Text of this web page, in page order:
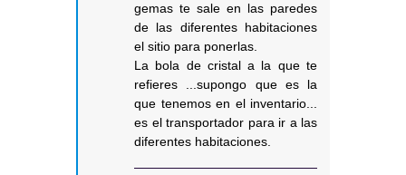
gemas te sale en las paredes
de las diferentes habitaciones
el sitio para ponerlas.
La bola de cristal a la que te
refieres ...supongo que es la
que tenemos en el inventario...
es el transportador para ir a las
diferentes habitaciones.